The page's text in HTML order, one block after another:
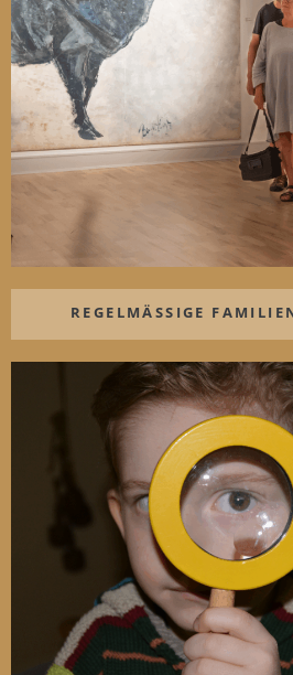
REGELMÄSSIGE